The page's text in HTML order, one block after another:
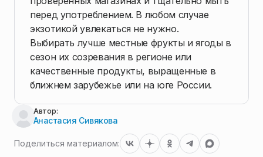
перед употреблением. В любом случае
экзотикой увлекаться не нужно.
Выбирать лучше местные фрукты и ягоды в
сезон их созревания в регионе или
качественные продукты, выращенные в
ближнем зарубежье или на юге России.
Автор:
Анастасия Сивякова
Поделиться материалом: